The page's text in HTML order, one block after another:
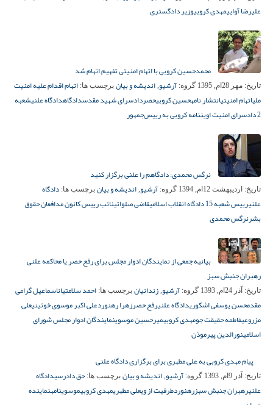
علیرضا آواییمهدی کروبیوزیر دادگستری
محمدحسین کروبی با اتهام امنیتی تفهیم اتهام شد
تاریخ: مهر 28ام, 1395 گروه: آرشیو, اندیشه و بیان برچسب ها: اتهام اقدام علیه امنیت
ملیاتهام امنیتیانتشار نامهحسین کروبیحصردادسرای شهید مقدسدادگاهدادگاه علنیشعبه
2 دادسرای امنیت اوین
نامه کروبی به رییس‌جمهور
نرگس محمدی: دادگاهم را علنی برگزار کنید
تاریخ: اردیبهشت 12ام, 1394 گروه: آرشیو, اندیشه و بیان برچسب ها: دادگاه
علنیرییس شعبه 15 دادگاه انقلاب اسلامی قاضی صلواتینائب رییس کانون مدافعان حقوق
بشرنرگس محمدی
بیانیه جمعی از نمایندگان ادوار مجلس برای رفع حصر یا محاکمه علنی
رهبران جنبش سبز
تاریخ: آذر 24ام, 1393 گروه: آرشیو, زندانیان برچسب ها: احمد سلامتیاناسماعیل گرامی
مقدمحسن یوسفی اشکوریدادگاه علنیرفع حصرزهرا رهنوردعلی اکبر موسوی خوئینیعلی
مزروعیفاطمه حقیقت جومهدی کروبیمیرحسین موسوینمایندگان ادوار مجلس شورای
اسلامینورالدین پیرموذن
پیام مهدی کروبی به علی مطهری برای برگزاری دادگاه علنی
تاریخ: آذر 9ام, 1393 گروه: آرشیو, اندیشه و بیان برچسب ها: حق دادرسیدادگاه
علنیرهبران جنبش سبزرهنوردطرفیت از ویعلی مطهریمهدی کروبیموسوینامهنماینده